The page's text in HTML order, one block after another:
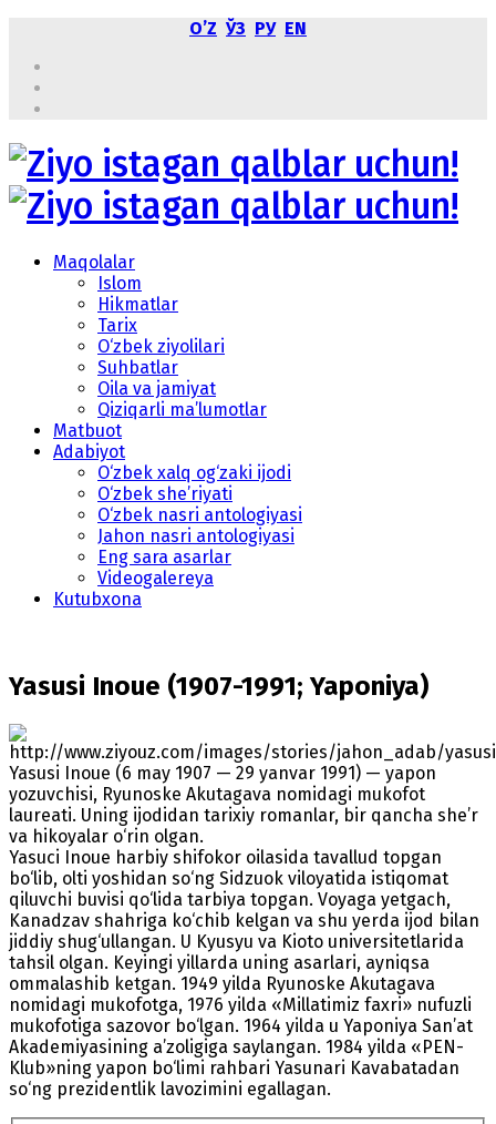
OʼZ ЎЗ РУ EN
Maqolalar
Islom
Hikmatlar
Tarix
O‘zbek ziyolilari
Suhbatlar
Oila va jamiyat
Qiziqarli ma’lumotlar
Matbuot
Adabiyot
O‘zbek xalq og‘zaki ijodi
O‘zbek she’riyati
O‘zbek nasri antologiyasi
Jahon nasri antologiyasi
Eng sara asarlar
Videogalereya
Kutubxona
Yasusi Inoue (1907-1991; Yaponiya)
Yasusi Inoue (6 may 1907 — 29 yanvar 1991) — yapon
yozuvchisi, Ryunoske Akutagava nomidagi mukofot
laureati. Uning ijodidan tarixiy romanlar, bir qancha she’r
va hikoyalar o‘rin olgan.
Yasuci Inoue harbiy shifokor oilasida tavallud topgan
bo‘lib, olti yoshidan so‘ng Sidzuok viloyatida istiqomat
qiluvchi buvisi qo‘lida tarbiya topgan. Voyaga yetgach,
Kanadzav shahriga ko‘chib kelgan va shu yerda ijod bilan
jiddiy shug‘ullangan. U Kyusyu va Kioto universitetlarida
tahsil olgan. Keyingi yillarda uning asarlari, ayniqsa
ommalashib ketgan. 1949 yilda Ryunoske Akutagava
nomidagi mukofotga, 1976 yilda «Millatimiz faxri» nufuzli
mukofotiga sazovor bo‘lgan. 1964 yilda u Yaponiya San’at
Akademiyasining a’zoligiga saylangan. 1984 yilda «PEN-
Klub»ning yapon bo‘limi rahbari Yasunari Kavabatadan
so‘ng prezidentlik lavozimini egallagan.